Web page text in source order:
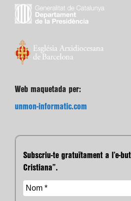
Web maquetada per:
unmon-informatic.com
Subscriu-te gratuïtament a l’e-
Cristiana”.